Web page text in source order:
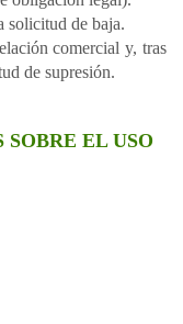
solicitud de baja.
comercial y, tras
de supresión.
SOBRE EL USO